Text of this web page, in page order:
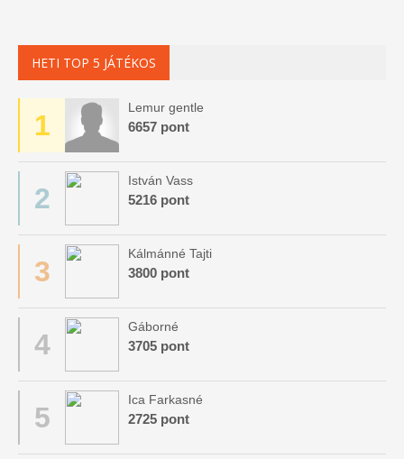
HETI TOP 5 JÁTÉKOS
1
Lemur gentle
6657 pont
2
István Vass
5216 pont
3
Kálmánné Tajti
3800 pont
4
Gáborné
3705 pont
5
Ica Farkasné
2725 pont